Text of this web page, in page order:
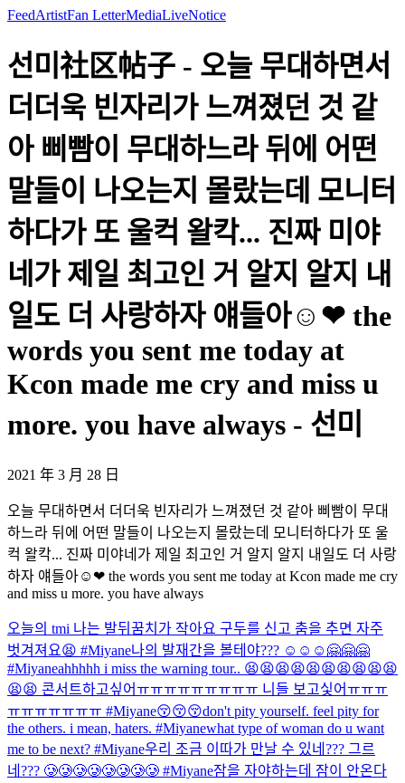
FeedArtistFan LetterMediaLiveNotice
선미社区帖子 - 오늘 무대하면서
더더욱 빈자리가 느껴졌던 것 같
아 삐빰이 무대하느라 뒤에 어떤
말들이 나오는지 몰랐는데 모니터
하다가 또 울컥 왈칵... 진짜 미야
네가 제일 최고인 거 알지 알지 내
일도 더 사랑하자 얘들아☺❤ the
words you sent me today at
Kcon made me cry and miss u
more. you have always - 선미
2021 年 3 月 28 日
오늘 무대하면서 더더욱 빈자리가 느껴졌던 것 같아 삐빰이 무대
하느라 뒤에 어떤 말들이 나오는지 몰랐는데 모니터하다가 또 울
컥 왈칵... 진짜 미야네가 제일 최고인 거 알지 알지 내일도 더 사랑
하자 얘들아☺❤ the words you sent me today at Kcon made me cry
and miss u more. you have always
오늘의 tmi 나는 발뒤꿈치가 작아요 구두를 신고 춤을 추면 자주
벗겨져요😫 #Miyane나의 발재간을 볼테야??? ☺☺☺🤗🤗🤗
#Miyaneahhhhh i miss the warning tour.. 😫😫😫😫😫😫😫😫😫😫
😫😫 콘서트하고싶어ㅠㅠㅠㅠㅠㅠㅠㅠㅠ 니들 보고싳어ㅠㅠㅠ
ㅠㅠㅠㅠㅠㅠㅠ #Miyane😚😚😚don't pity yourself. feel pity for
the others. i mean, haters. #Miyanewhat type of woman do u want
me to be next? #Miyane우리 조금 이따가 만날 수 있네??? 그르
네??? 🥲🥲🥲🥲🥲🥲🥲🥲 #Miyane잠을 자야하는데 잠이 안온다